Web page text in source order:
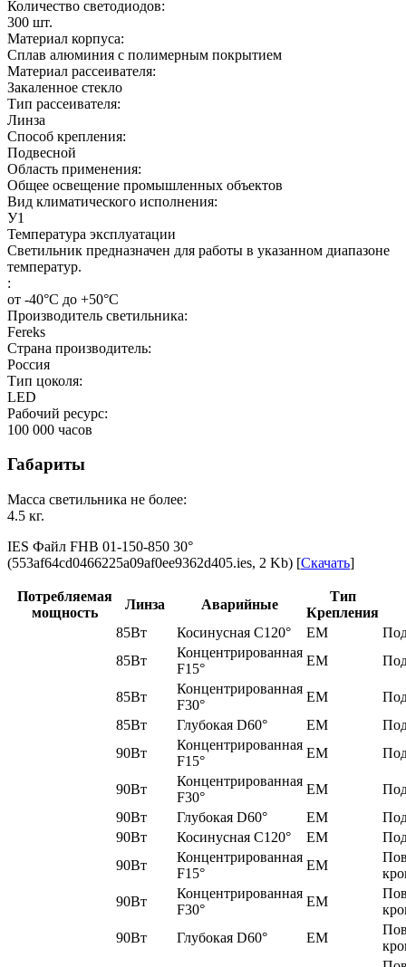
Количество светодиодов:
300 шт.
Материал корпуса:
Сплав алюминия с полимерным покрытием
Материал рассеивателя:
Закаленное стекло
Тип рассеивателя:
Линза
Способ крепления:
Подвесной
Область применения:
Общее освещение промышленных объектов
Вид климатического исполнения:
У1
Температура эксплуатации
Светильник предназначен для работы в указанном диапазоне
температур.
:
от -40°С до +50°С
Производитель светильника:
Fereks
Страна производитель:
Россия
Тип цоколя:
LED
Рабочий ресурс:
100 000 часов
Габариты
Масса светильника не более:
4.5 кг.
IES Файл FHB 01-150-850 30‎°
(553af64cd0466225a09af0ee9362d405.ies, 2 Kb) [Скачать]
Потребляемая
мощность
Линза Аварийные
Тип
Крепления
85Вт
Косинусная C120° EM
85Вт
Концентрированная
F15°
EM
85Вт
Концентрированная
F30°
EM
85Вт
Глубокая D60° EM
90Вт
Концентрированная
F15°
EM
90Вт
Концентрированная
F30°
EM
90Вт
Глубокая D60° EM
90Вт
Косинусная C120° EM
90Вт
Концентрированная
F15°
EM
90Вт
Концентрированная
F30°
EM
90Вт
Глубокая D60° EM